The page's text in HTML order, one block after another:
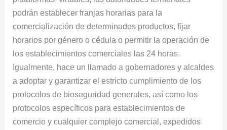
podrán establecer franjas horarias para la
comercialización de determinados productos, fijar
horarios por género o cédula o permitir la operación de
los establecimientos comerciales las 24 horas.
Igualmente, hace un llamado a gobernadores y alcaldes
a adoptar y garantizar el estricto cumplimiento de los
protocolos de bioseguridad generales, así como los
protocolos específicos para establecimientos de
comercio y cualquier complejo comercial, expedidos